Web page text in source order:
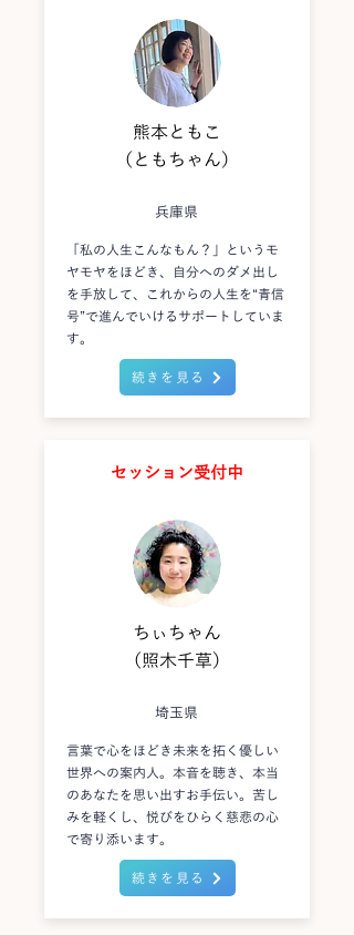
熊本ともこ
（ともちゃん）
兵庫県
「私の人生こんなもん？」というモ
ヤモヤをほどき、自分へのダメ出し
を手放して、これからの人生を“青信
号”で進んでいけるサポートしていま
す。
続きを見る
セッション受付中
ちぃちゃん
（照木千草）
埼玉県
言葉で心をほどき未来を拓く優しい
世界への案内人。本音を聴き、本当
のあなたを思い出すお手伝い。苦し
みを軽くし、悦びをひらく慈悲の心
で寄り添います。
続きを見る